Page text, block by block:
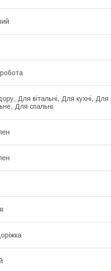
Для вітальні, Для кухні,
Для спальні